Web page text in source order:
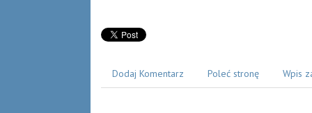
Dodaj Komentarz Poleć stronę Wpis